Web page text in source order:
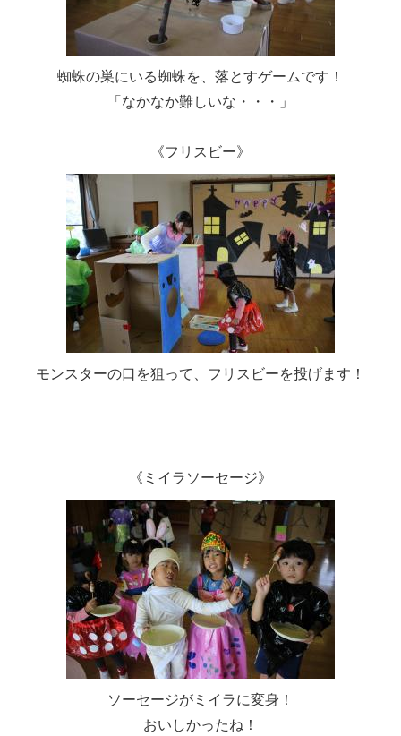
蜘蛛の巣にいる蜘蛛を、落とすゲームです！
「なかなか難しいな・・・」
《フリスビー》
モンスターの口を狙って、フリスビーを投げます！
《ミイラソーセージ》
ソーセージがミイラに変身！
おいしかったね！